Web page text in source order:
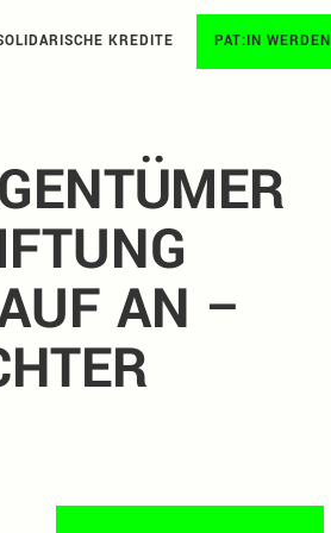
KREDITE PAT:IN WERDEN
AN –